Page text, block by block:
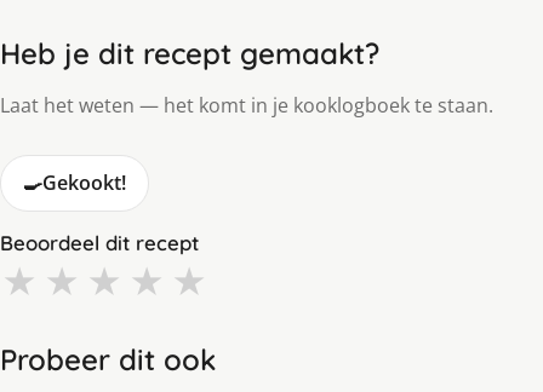
Heb je dit recept gemaakt?
Laat het weten — het komt in je kooklogboek te staan.
🍳Gekookt!
Beoordeel dit recept
★ ★ ★ ★ ★
Probeer dit ook